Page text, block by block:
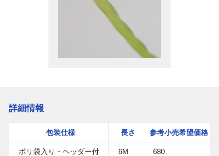
詳細情報
包装仕様 長さ 参考小売希望価格
ポリ袋入り・ヘッダー付 6M 680